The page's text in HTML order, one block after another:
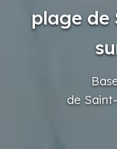
plage de
de